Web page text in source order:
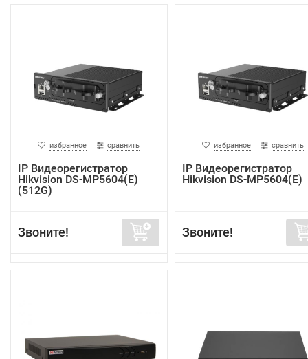
избранное сравнить
IP Видеорегистратор
Hikvision DS-MP5604(E)
(512G)
Звоните!
избранное сравнить
IP Видеорегистратор
Hikvision DS-MP5604(E)
Звоните!